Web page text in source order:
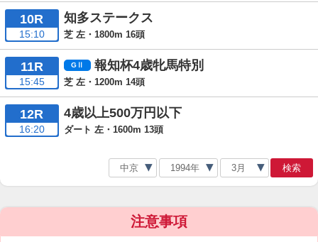
10R
15:10
知多ステークス
芝 左・1800m 16頭
11R
15:45
報知杯4歳牝馬特別
芝 左・1200m 14頭
12R
16:20
4歳以上500万円以下
ダート 左・1600m 13頭
検索
注意事項